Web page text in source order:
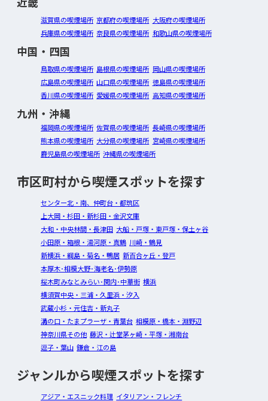
滋賀県の喫煙場所 京都府の喫煙場所 大阪府の喫煙場所
兵庫県の喫煙場所 奈良県の喫煙場所 和歌山県の喫煙場所
中国・四国
鳥取県の喫煙場所 島根県の喫煙場所 岡山県の喫煙場所
広島県の喫煙場所 山口県の喫煙場所 徳島県の喫煙場所
香川県の喫煙場所 愛媛県の喫煙場所 高知県の喫煙場所
九州・沖縄
福岡県の喫煙場所 佐賀県の喫煙場所 長崎県の喫煙場所
熊本県の喫煙場所 大分県の喫煙場所 宮崎県の喫煙場所
鹿児島県の喫煙場所 沖縄県の喫煙場所
市区町村から喫煙スポットを探す
センター北・南、仲町台・都筑区
上大岡・杉田・新杉田・金沢文庫
大和・中央林間・長津田 大船・戸塚・東戸塚・保土ヶ谷
小田原・箱根・湯河原・真鶴 川崎・鶴見
新横浜・綱島・菊名・鴨居 新百合ヶ丘・登戸
本厚木･相模大野･海老名･伊勢原
桜木町みなとみらい･関内･中華街 横浜
横須賀中央・三浦・久里浜・汐入
武蔵小杉・元住吉・新丸子
溝の口・たまプラーザ・青葉台 相模原・橋本・淵野辺
神奈川県その他 藤沢・辻堂茅ヶ崎・平塚・湘南台
逗子・葉山 鎌倉・江の島
ジャンルから喫煙スポットを探す
アジア・エスニック料理 イタリアン・フレンチ